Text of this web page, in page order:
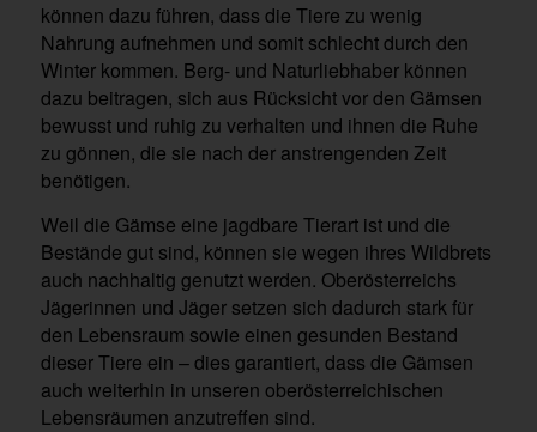
können dazu führen, dass die Tiere zu wenig
Nahrung aufnehmen und somit schlecht durch den
Winter kommen. Berg- und Naturliebhaber können
dazu beitragen, sich aus Rücksicht vor den Gämsen
bewusst und ruhig zu verhalten und ihnen die Ruhe
zu gönnen, die sie nach der anstrengenden Zeit
benötigen.
Weil die Gämse eine jagdbare Tierart ist und die
Bestände gut sind, können sie wegen ihres Wildbrets
auch nachhaltig genutzt werden. Oberösterreichs
Jägerinnen und Jäger setzen sich dadurch stark für
den Lebensraum sowie einen gesunden Bestand
dieser Tiere ein – dies garantiert, dass die Gämsen
auch weiterhin in unseren oberösterreichischen
Lebensräumen anzutreffen sind.